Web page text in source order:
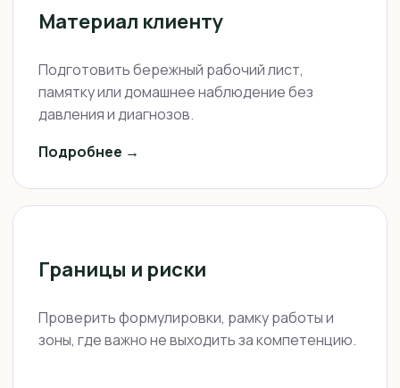
Материал клиенту
Подготовить бережный рабочий лист,
памятку или домашнее наблюдение без
давления и диагнозов.
Подробнее →
Границы и риски
Проверить формулировки, рамку работы и
зоны, где важно не выходить за компетенцию.